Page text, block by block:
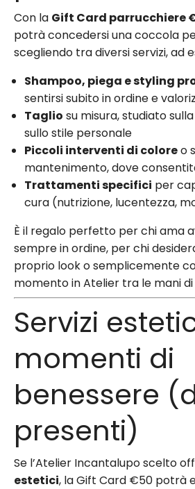
Con la Gift Card parrucchiere
potrà concedersi una coccola
scegliendo tra diversi servizi, ad
Shampoo, piega e styling
sentirsi subito in ordine e
Taglio su misura, studiato
sullo stile personale
Piccoli interventi di coloreo
mantenimento, dove
Trattamenti specifici per
cura (nutrizione, lucentezza,
È il regalo perfetto per chi ama
sempre in ordine, per chi
proprio look o semplicemente
momento in Atelier tra le mani
Servizi
momenti di
benessere
presenti)
Se l’Atelier Incantalupo scelto
estetici, la Gift Card €50 potrà